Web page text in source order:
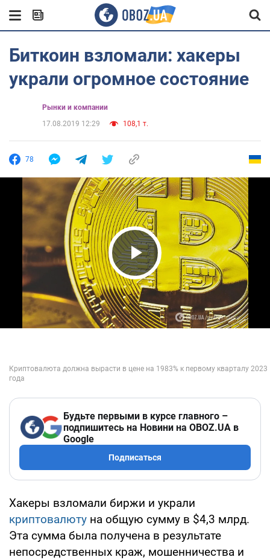
Биткоин взломали: хакеры
украли огромное состояние
Рынки и компании
17.08.2019 12:29
108,1 т.
78
Play Video
Будьте первыми в курсе главного –
подпишитесь на Новини на OBOZ.UA в
Google
Подписаться
Хакеры взломали биржи и украли
криптовалюту на общую сумму в $4,3 млрд.
Эта сумма была получена в результате
непосредственных краж, мошенничества и